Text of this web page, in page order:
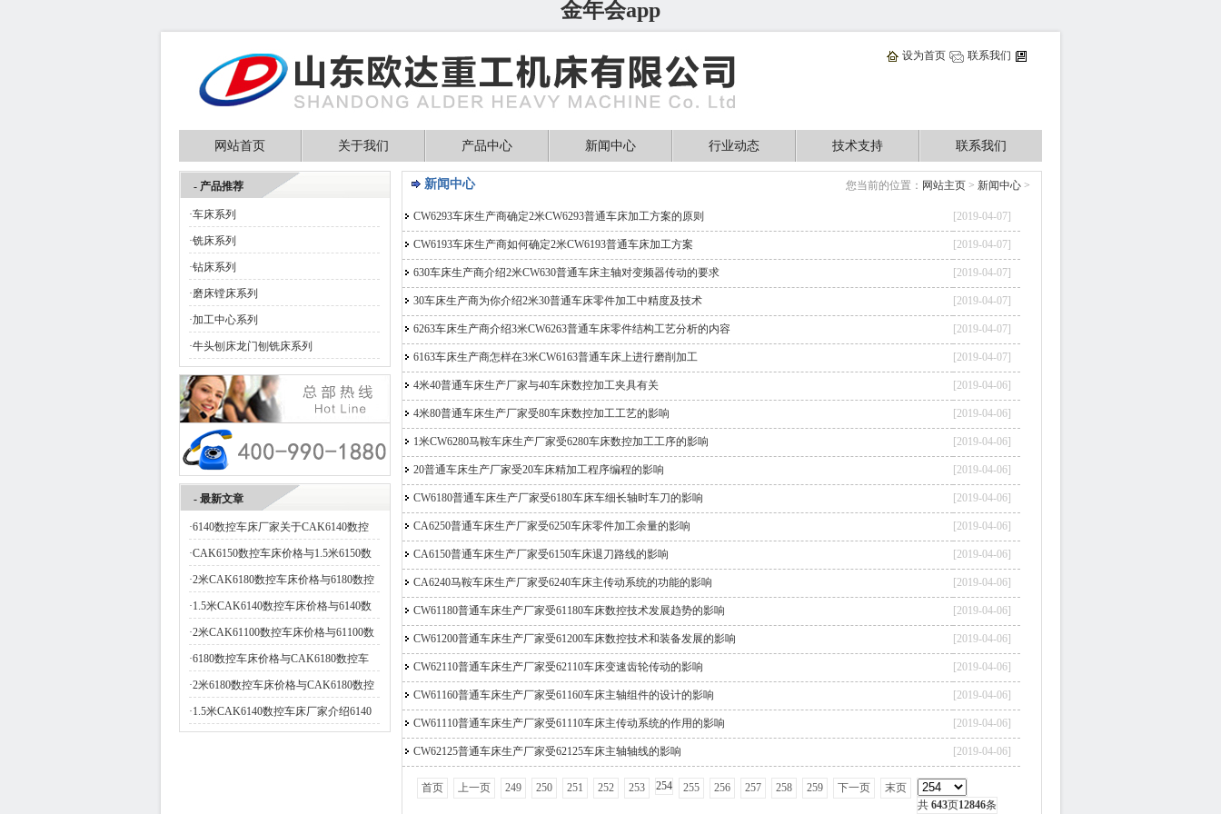
金年会app
设为首页 联系我们
网站首页 关于我们 产品中心 新闻中心 行业动态 技术支持 联系我们
- 产品推荐
·车床系列
·铣床系列
·钻床系列
·磨床镗床系列
·加工中心系列
·牛头刨床龙门刨铣床系列
- 最新文章
·6140数控车床厂家关于CAK6140数控
·CAK6150数控车床价格与1.5米6150数
·2米CAK6180数控车床价格与6180数控
·1.5米CAK6140数控车床价格与6140数
·2米CAK61100数控车床价格与61100数
·6180数控车床价格与CAK6180数控车
·2米6180数控车床价格与CAK6180数控
·1.5米CAK6140数控车床厂家介绍6140
新闻中心 您当前的位置： 网站主页 > 新闻中心 >
CW6293车床生产商确定2米CW6293普通车床加工方案的原则 [2019-04-07]
CW6193车床生产商如何确定2米CW6193普通车床加工方案 [2019-04-07]
630车床生产商介绍2米CW630普通车床主轴对变频器传动的要求 [2019-04-07]
30车床生产商为你介绍2米30普通车床零件加工中精度及技术 [2019-04-07]
6263车床生产商介绍3米CW6263普通车床零件结构工艺分析的内容 [2019-04-07]
6163车床生产商怎样在3米CW6163普通车床上进行磨削加工 [2019-04-07]
4米40普通车床生产厂家与40车床数控加工夹具有关 [2019-04-06]
4米80普通车床生产厂家受80车床数控加工工艺的影响 [2019-04-06]
1米CW6280马鞍车床生产厂家受6280车床数控加工工序的影响 [2019-04-06]
20普通车床生产厂家受20车床精加工程序编程的影响 [2019-04-06]
CW6180普通车床生产厂家受6180车床车细长轴时车刀的影响 [2019-04-06]
CA6250普通车床生产厂家受6250车床零件加工余量的影响 [2019-04-06]
CA6150普通车床生产厂家受6150车床退刀路线的影响 [2019-04-06]
CA6240马鞍车床生产厂家受6240车床主传动系统的功能的影响 [2019-04-06]
CW61180普通车床生产厂家受61180车床数控技术发展趋势的影响 [2019-04-06]
CW61200普通车床生产厂家受61200车床数控技术和装备发展的影响 [2019-04-06]
CW62110普通车床生产厂家受62110车床变速齿轮传动的影响 [2019-04-06]
CW61160普通车床生产厂家受61160车床主轴组件的设计的影响 [2019-04-06]
CW61110普通车床生产厂家受61110车床主传动系统的作用的影响 [2019-04-06]
CW62125普通车床生产厂家受62125车床主轴轴线的影响 [2019-04-06]
首页 上一页 249 250 251 252 253 254 255 256 257 258 259 下一页
末页
共 643页12846条